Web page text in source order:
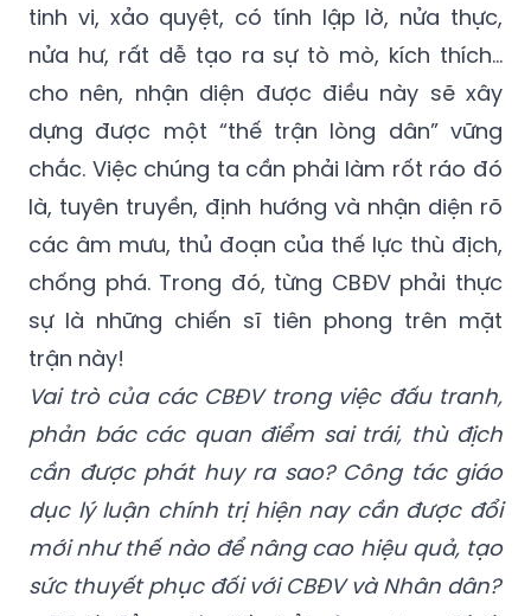
tinh vi, xảo quyệt, có tính lập lờ, nửa thực,
nửa hư, rất dễ tạo ra sự tò mò, kích thích…
cho nên, nhận diện được điều này sẽ xây
dựng được một “thế trận lòng dân” vững
chắc. Việc chúng ta cần phải làm rốt ráo đó
là, tuyên truyền, định hướng và nhận diện rõ
các âm mưu, thủ đoạn của thế lực thù địch,
chống phá. Trong đó, từng CBĐV phải thực
sự là những chiến sĩ tiên phong trên mặt
trận này!
Vai trò của các CBĐV trong việc đấu tranh,
phản bác các quan điểm sai trái, thù địch
cần được phát huy ra sao? Công tác giáo
dục lý luận chính trị hiện nay cần được đổi
mới như thế nào để nâng cao hiệu quả, tạo
sức thuyết phục đối với CBĐV và Nhân dân?